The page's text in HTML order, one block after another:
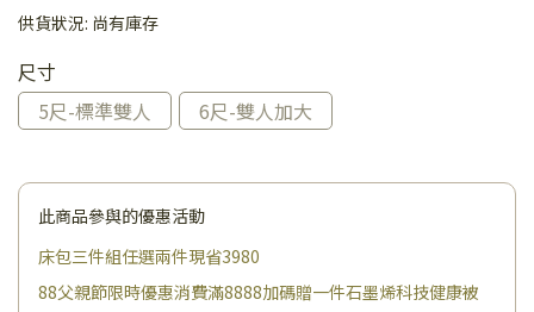
供貨狀況: 尚有庫存
尺寸
5尺-標準雙人
6尺-雙人加大
此商品參與的優惠活動
床包三件組任選兩件現省3980
88父親節限時優惠消費滿8888加碼贈一件石墨烯科技健康被